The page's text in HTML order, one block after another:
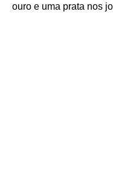
ouro e uma prata nos